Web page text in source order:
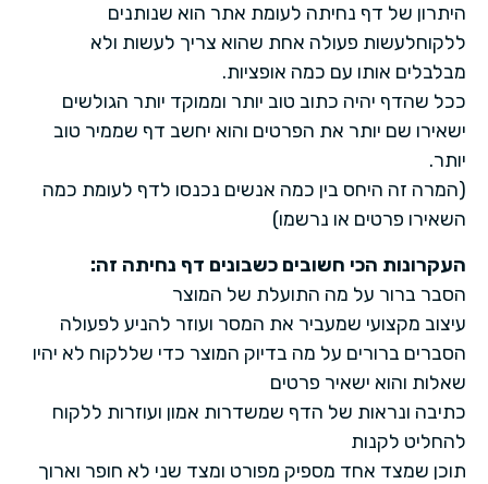
היתרון של דף נחיתה לעומת אתר הוא שנותנים
ללקוחלעשות פעולה אחת שהוא צריך לעשות ולא
מבלבלים אותו עם כמה אופציות.
ככל שהדף יהיה כתוב טוב יותר וממוקד יותר הגולשים
ישאירו שם יותר את הפרטים והוא יחשב דף שממיר טוב
יותר.
(המרה זה היחס בין כמה אנשים נכנסו לדף לעומת כמה
השאירו פרטים או נרשמו)
העקרונות הכי חשובים כשבונים דף נחיתה זה:
הסבר ברור על מה התועלת של המוצר
עיצוב מקצועי שמעביר את המסר ועוזר להניע לפעולה
הסברים ברורים על מה בדיוק המוצר כדי שללקוח לא יהיו
שאלות והוא ישאיר פרטים
כתיבה ונראות של הדף שמשדרות אמון ועוזרות ללקוח
להחליט לקנות
תוכן שמצד אחד מספיק מפורט ומצד שני לא חופר וארוך